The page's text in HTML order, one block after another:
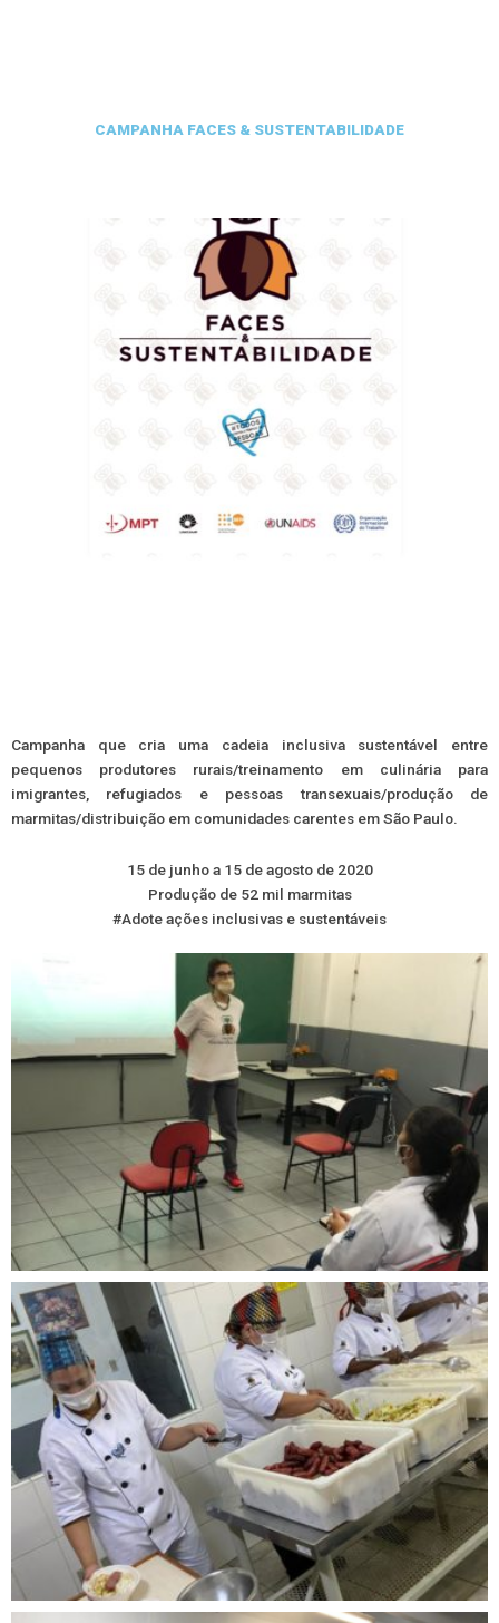
CAMPANHA FACES & SUSTENTABILIDADE
Campanha que cria uma cadeia inclusiva sustentável entre
pequenos produtores rurais/treinamento em culinária para
imigrantes, refugiados e pessoas transexuais/produção de
marmitas/distribuição em comunidades carentes em São Paulo.
15 de junho a 15 de agosto de 2020
Produção de 52 mil marmitas
#Adote ações inclusivas e sustentáveis